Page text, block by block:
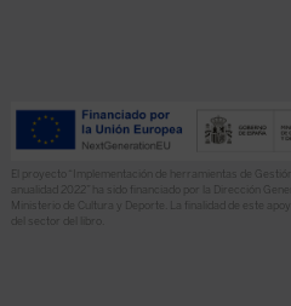
El proyecto “Implementación de herramientas de
anualidad 2022” ha sido financiado por la Dirección
Ministerio de Cultura y Deporte. La finalidad de este
del sector del libro.